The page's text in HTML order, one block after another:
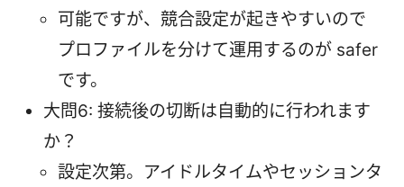
可能ですが、競合設定が起きやすいので
プロファイルを分けて運用するのが safer
です。
大問6: 接続後の切断は自動的に行われます
か？
設定次第。アイドルタイムやセッションタ